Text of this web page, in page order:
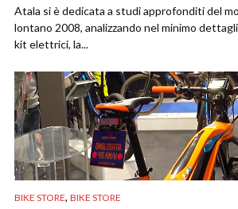
Atala si è dedicata a studi approfonditi del
lontano 2008, analizzando nel minimo
kit elettrici, la...
BIKE STORE, BIKE STORE